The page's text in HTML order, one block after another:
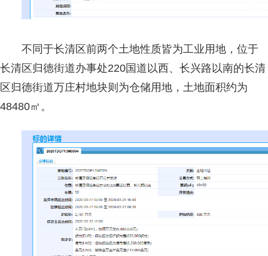
不同于长清区前两个土地性质皆为工业用地，位于
长清区归德街道办事处220国道以西、长兴路以南的长清
区归德街道万庄村地块则为仓储用地，土地面积约为
48480㎡。